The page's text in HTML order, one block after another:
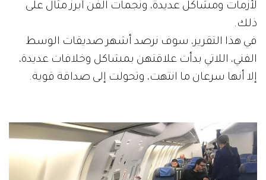
لأزمات ومشاكل عديدة، ونجمات الفن أبرز مثال على
ذلك.
في هذا التقرير، سوف نرصد أشهر صديقات الوسط
الفني، اللاتي بدأت علاقتهن بمشاكل وخلافات عديدة،
إلا أنها سرعان ما انتهت، وتحولت إلى صداقة قوية.